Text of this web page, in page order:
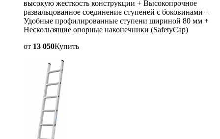
высокую жесткость конструкции + Высокопрочное
развальцованное соединение ступеней с боковинами +
Удобные профилированные ступени шириной 80 мм +
Нескользящие опорные наконечники (SafetyCap)
от 13 050Купить